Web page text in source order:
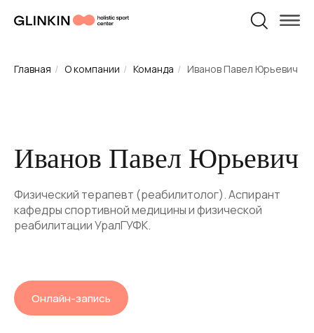
реабилитация
тренировки
и родам
Главная / О компании / Команда / Иванов Павел Юрьевич
Иванов Павел Юрьевич
Физический терапевт (реабилитолог). Аспирант
кафедры спортивной медицины и физической
реабилитации УралГУФК.
Онлайн-запись